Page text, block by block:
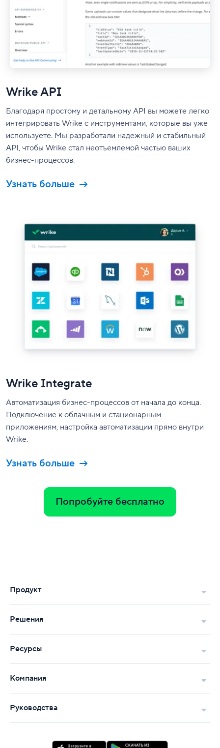
Wrike API
Благодаря простому и детальному API вы можете легко
интегрировать Wrike с инструментами, которые вы уже
используете. Мы разработали надежный и стабильный
API, чтобы Wrike стал неотъемлемой частью ваших
бизнес-процессов.
Узнать больше
Wrike Integrate
Автоматизация бизнес-процессов от начала до конца.
Подключение к облачным и стационарным
приложениям, настройка автоматизации прямо внутри
Wrike.
Узнать больше
Попробуйте бесплатно
Продукт
Решения
Ресурсы
Компания
Руководства